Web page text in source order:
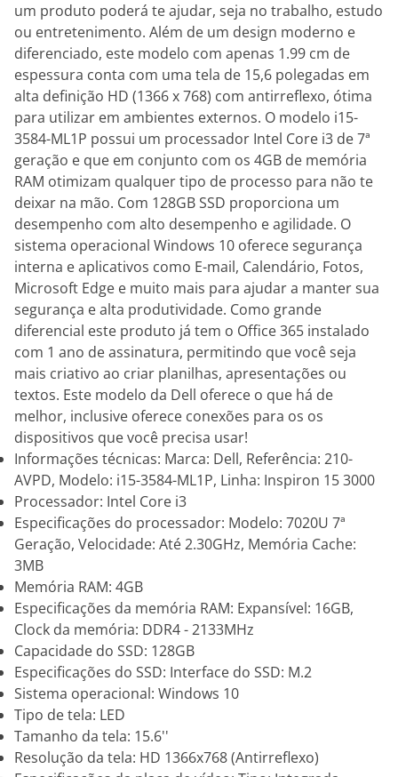
um produto poderá te ajudar, seja no trabalho, estudo
ou entretenimento. Além de um design moderno e
diferenciado, este modelo com apenas 1.99 cm de
espessura conta com uma tela de 15,6 polegadas em
alta definição HD (1366 x 768) com antirreflexo, ótima
para utilizar em ambientes externos. O modelo i15-
3584-ML1P possui um processador Intel Core i3 de 7ª
geração e que em conjunto com os 4GB de memória
RAM otimizam qualquer tipo de processo para não te
deixar na mão. Com 128GB SSD proporciona um
desempenho com alto desempenho e agilidade. O
sistema operacional Windows 10 oferece segurança
interna e aplicativos como E-mail, Calendário, Fotos,
Microsoft Edge e muito mais para ajudar a manter sua
segurança e alta produtividade. Como grande
diferencial este produto já tem o Office 365 instalado
com 1 ano de assinatura, permitindo que você seja
mais criativo ao criar planilhas, apresentações ou
textos. Este modelo da Dell oferece o que há de
melhor, inclusive oferece conexões para os os
dispositivos que você precisa usar!
Informações técnicas: Marca: Dell, Referência: 210-
AVPD, Modelo: i15-3584-ML1P, Linha: Inspiron 15 3000
Processador: Intel Core i3
Especificações do processador: Modelo: 7020U 7ª
Geração, Velocidade: Até 2.30GHz, Memória Cache:
3MB
Memória RAM: 4GB
Especificações da memória RAM: Expansível: 16GB,
Clock da memória: DDR4 - 2133MHz
Capacidade do SSD: 128GB
Especificações do SSD: Interface do SSD: M.2
Sistema operacional: Windows 10
Tipo de tela: LED
Tamanho da tela: 15.6''
Resolução da tela: HD 1366x768 (Antirreflexo)